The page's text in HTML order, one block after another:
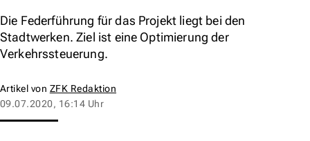
Die Federführung für das Projekt liegt bei den
Stadtwerken. Ziel ist eine Optimierung der
Verkehrssteuerung.
Artikel von ZFK Redaktion
09.07.2020, 16:14 Uhr